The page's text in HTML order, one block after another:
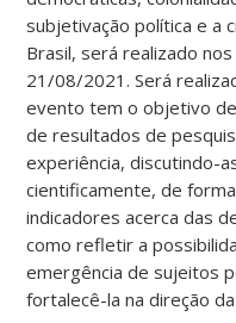
subjetivação política e a
Brasil, será realizado
21/08/2021. Será
evento tem o objetivo
de resultados de
experiência, discutindo-
cientificamente, de
indicadores acerca das
como refletir a
emergência de sujeitos
fortalecê-la na direção